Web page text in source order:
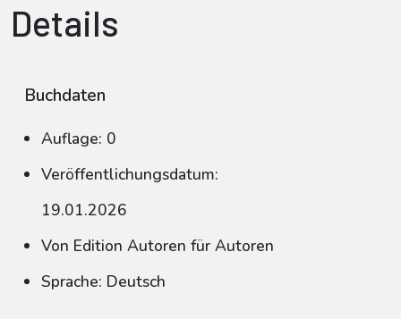
Details
Buchdaten
Auflage: 0
Veröffentlichungsdatum:
19.01.2026
Von Edition Autoren für Autoren
Sprache: Deutsch